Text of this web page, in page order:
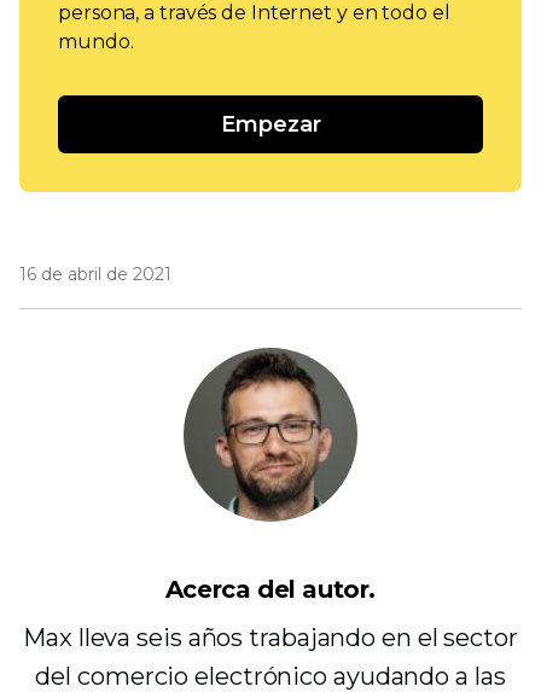
persona, a través de Internet y en todo el
mundo.
Empezar
16 de abril de 2021
Acerca del autor.
Max lleva seis años trabajando en el sector
del comercio electrónico ayudando a las